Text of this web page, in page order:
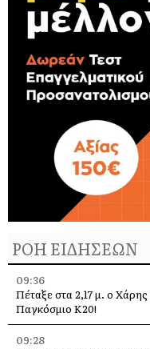
ΡΟΗ ΕΙΔΗΣΕΩΝ
09:36
Πέταξε στα 2,17 μ. ο
Παγκόσμιο Κ20!
09:28